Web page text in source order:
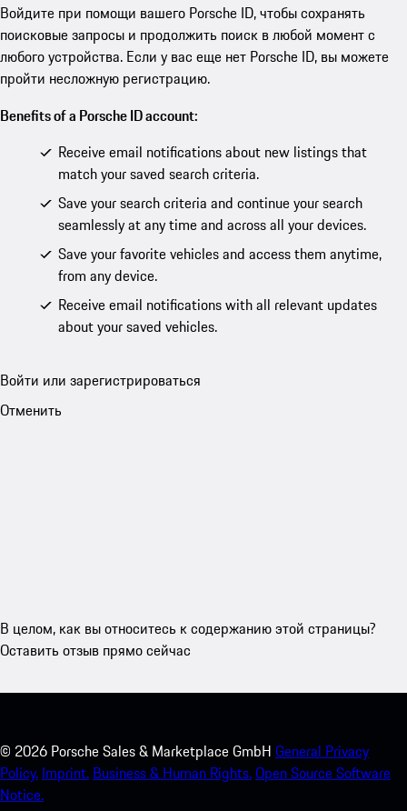
Войдите при помощи вашего Porsche ID, чтобы сохранять
поисковые запросы и продолжить поиск в любой момент с
любого устройства. Если у вас еще нет Porsche ID, вы можете
пройти несложную регистрацию.
Benefits of a Porsche ID account:
Receive email notifications about new listings that
match your saved search criteria.
Save your search criteria and continue your search
seamlessly at any time and across all your devices.
Save your favorite vehicles and access them anytime,
from any device.
Receive email notifications with all relevant updates
about your saved vehicles.
Войти или зарегистрироваться
Отменить
В целом, как вы относитесь к содержанию этой страницы?
Оставить отзыв прямо сейчас
© 2026 Porsche Sales & Marketplace GmbH General Privacy
Policy. Imprint. Business & Human Rights.Open Source Software
Notice.